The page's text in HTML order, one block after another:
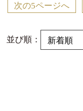
次の5ページへ
並び順：